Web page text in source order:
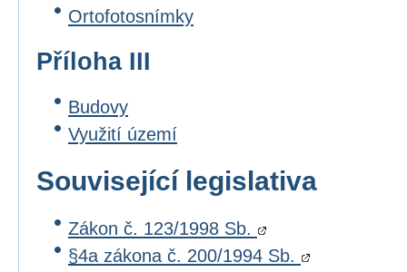
Ortofotosnímky
Příloha III
Budovy
Využití území
Související legislativa
Zákon č. 123/1998 Sb.
§4a zákona č. 200/1994 Sb.